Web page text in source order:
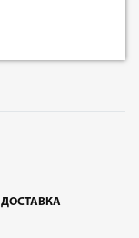
ДОСТАВКА